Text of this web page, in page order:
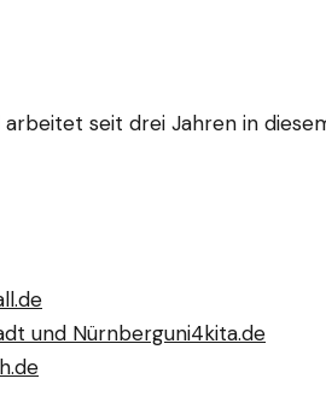
seit drei Jahren in
und Nürnberguni4kita.de